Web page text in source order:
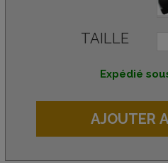
TAILLE
Expédié
AJOUTER